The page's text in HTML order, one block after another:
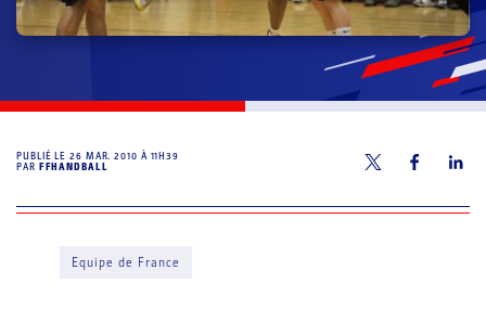
PUBLIÉ LE26 MAR. 2010 À 11H39
PAR FFHANDBALL
Equipe de France